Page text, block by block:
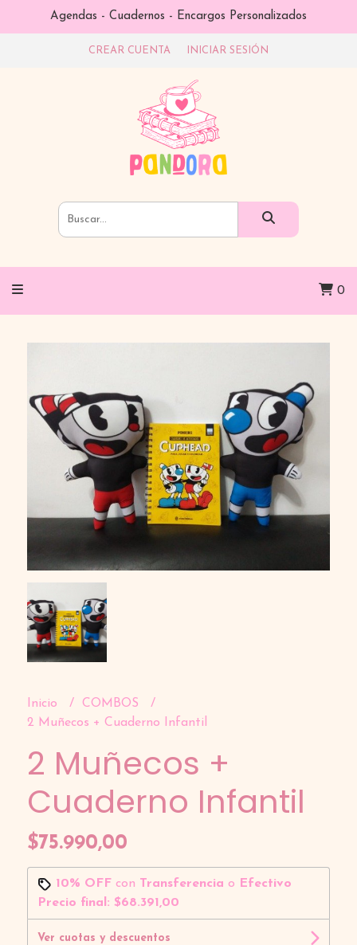
Agendas - Cuadernos - Encargos Personalizados
CREAR CUENTA INICIAR SESIÓN
0
Inicio
COMBOS
2 Muñecos + Cuaderno Infantil
2 Muñecos +
Cuaderno Infantil
$75.990,00
10% OFFcon Transferencia o
Efectivo
Precio final: $68.391,00
Ver cuotas y descuentos